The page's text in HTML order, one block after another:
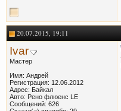
20.07.2015, 19:11
Ivar
Мастер
Имя: Андрей
Регистрация: 12.06.2012
Адрес: Байкал
Авто: Рено флюенс LE
Сообщений: 626